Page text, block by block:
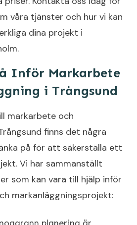
våra tjänster och hur vi kan
dina projekt i
Inför Markarbete
i Trångsund
markarbete och
finns det några
på för att säkerställa ett
Vi har sammanställt
som kan vara till hjälp inför
markanläggningsprojekt:
planering är